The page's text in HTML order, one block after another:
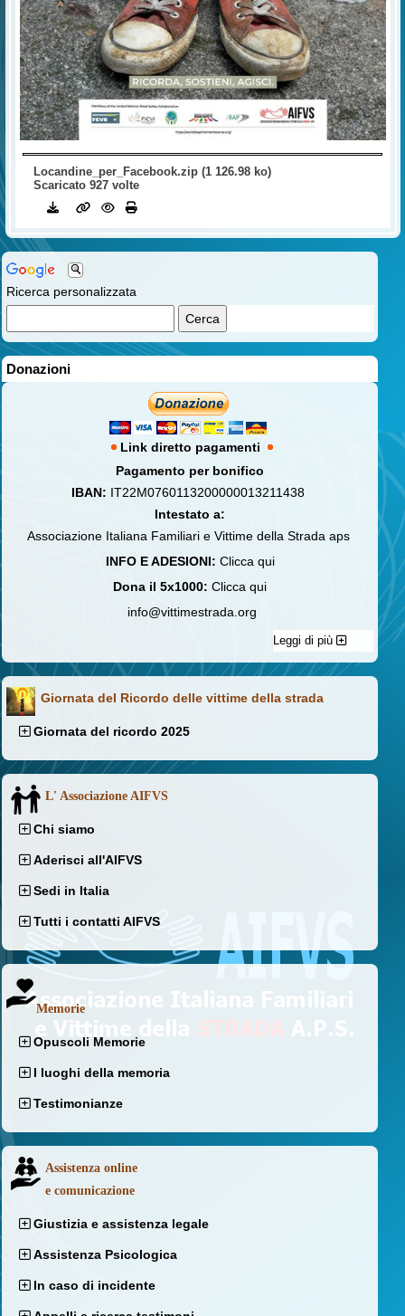
Ricerca personalizzata
Donazioni
Link diretto pagamenti
Pagamento per bonifico
IBAN: IT22M0760113200000013211438
Intestato a:
Associazione Italiana Familiari e Vittime della Strada aps
INFO E ADESIONI: Clicca qui
Dona il 5x1000: Clicca qui
info@vittimestrada.org
Leggi di più
Giornata del Ricordo delle vittime della strada
Giornata del ricordo 2025
L' Associazione AIFVS
Chi siamo
Aderisci all'AIFVS
Sedi in Italia
Tutti i contatti AIFVS
Memorie
Opuscoli Memorie
I luoghi della memoria
Testimonianze
Assistenza online
e comunicazione
Giustizia e assistenza legale
Assistenza Psicologica
In caso di incidente
Locandine_per_Facebook.zip (1 126.98 ko)
Scaricato 927 volte